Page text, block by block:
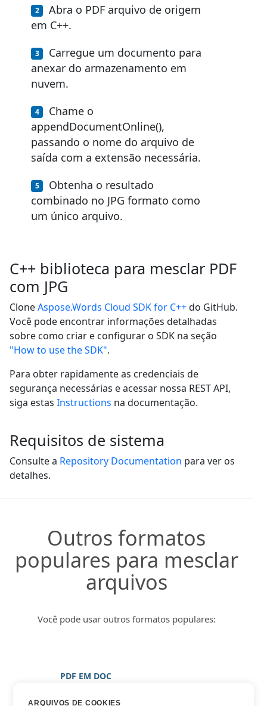
Abra o PDF arquivo de origem
em C++.
Carregue um documento para
anexar do armazenamento em
nuvem.
Chame o
appendDocumentOnline(),
passando o nome do arquivo de
saída com a extensão necessária.
Obtenha o resultado
combinado no JPG formato como
um único arquivo.
C++ biblioteca para mesclar PDF
com JPG
CloneAspose.Words Cloud SDK for C++do GitHub.
Você pode encontrar informações detalhadas
sobre como criar e configurar o SDK na seção
"How to use the SDK".
Para obter rapidamente as credenciais de
segurança necessárias e acessar nossa REST API,
siga estas Instructions na documentação.
Requisitos de sistema
Consulte a Repository Documentation para ver os
detalhes.
Outros formatos
populares para mesclar
arquivos
Você pode usar outros formatos populares:
PDF EM DOC
ARQUIVOS DE COOKIES